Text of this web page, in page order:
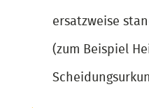
ersatzweise
(zum Beispiel